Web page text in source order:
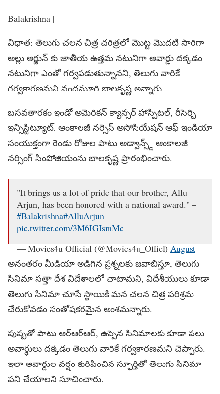
Balakrishna |
విధాత: తెలుగు చలన చిత్ర చరిత్రలో మొట్ట మొదటి సారిగా
అల్లు అర్జున్ కు జాతీయ ఉత్తమ నటునిగా అవార్డు దక్కడం
నటునిగా ఎంతో గర్వపడుతున్నానని, తెలుగు వారికే
గర్వకారణమని నందమూరి బాలకృష్ణ అన్నారు.
బసవతారకం ఇండో అమెరికన్ క్యాన్సర్ హాస్పిటల్, రీసెర్చి
ఇన్సిస్టిట్యూట్, ఆంకాలజీ నర్సెస్ అసోసియేషన్ ఆఫ్ ఇండియా
సంయుక్తంగా రెండు రోజుల పాటు అడ్వాన్స్డ్ ఆంకాలజీ
నర్సింగ్ సింపోజియంను బాలకృష్ణ ప్రారంభించారు.
"It brings us a lot of pride that our brother, Allu
Arjun, has been honored with a national award." –
#Balakrishna#AlluArjun
pic.twitter.com/3M6IGIsmMc
— Movies4u Official (@Movies4u_Officl) August
25, 2023
అనంతరం మీడియా అడిగిన ప్రశ్నలకు జవాబిస్తూ, తెలుగు
సినిమా సత్తా దేశ విదేశాలలో చాటామని, విదేశీయులు కూడా
తెలుగు సినిమా చూసే స్థాయికి మన చలన చిత్ర పరిశ్రమ
చేరుకోవడం సంతోషకరమైన అంశమన్నారు.
పుష్పతో పాటు ఆర్ఆర్ఆర్, ఉప్పెన సినిమాలకు కూడా పలు
అవార్ఢులు దక్కడం తెలుగు వారికే గర్వకారణమని చెప్పారు.
ఇలా అవార్డుల వర్షం కురిపించిన స్ఫూర్తితో తెలుగు సినిమా
పని చేయాలని సూచించారు.